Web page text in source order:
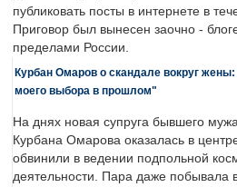
публиковать посты в интернете в
Приговор был вынесен заочно -
пределами России.
Курбан Омаров о скандале вокруг
моего выбора в прошлом"
На днях новая супруга бывшего
Курбана Омарова оказалась в
обвинили в ведении подпольной
деятельности. Пара даже побывала